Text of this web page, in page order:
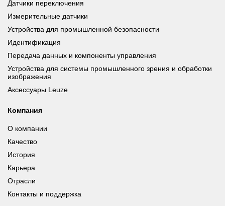
Датчики переключения
Измерительные датчики
Устройства для промышленной безопасности
Идентификация
Передача данных и компоненты управления
Устройства для системы промышленного зрения и обработки
изображения
Аксессуары Leuze
Компания
О компании
Качество
История
Карьера
Отрасли
Контакты и поддержка